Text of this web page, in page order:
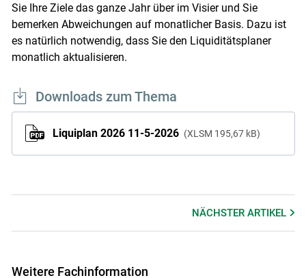
Sie Ihre Ziele das ganze Jahr über im Visier und Sie
bemerken Abweichungen auf monatlicher Basis. Dazu ist
es natürlich notwendig, dass Sie den Liquiditätsplaner
monatlich aktualisieren.
Downloads zum Thema
Liquiplan 2026 11-5-2026 XLSM 195,67 kB
NÄCHSTERARTIKEL
Weitere Fachinformation